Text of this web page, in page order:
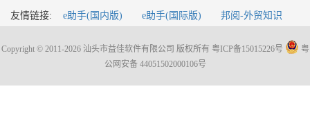
友情链接: e助手(国内版) e助手(国际版) 邦阅-外贸知识
Copyright © 2011-2026 汕头市益佳软件有限公司 版权所有 粤ICP备15015226号
粤
公网安备 44051502000106号